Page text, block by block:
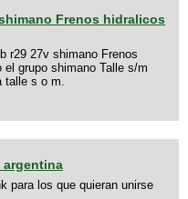
Frenos hidralicos
r29 27v shimano Frenos
el grupo shimano Talle s/m
talle s o m.
argentina
para los que quieran unirse